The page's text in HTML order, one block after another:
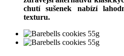
chutí sušenek nabízí
texturu.